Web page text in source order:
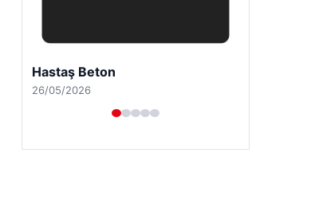
Enes Kaplan Avukatlık Bürosu
28/04/2026